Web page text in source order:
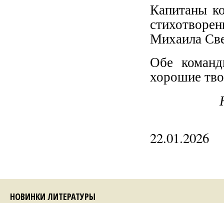
Капитаны
Михаила
Обе
хорошие
22.01.2026
НОВИНКИ ЛИТЕРАТУРЫ